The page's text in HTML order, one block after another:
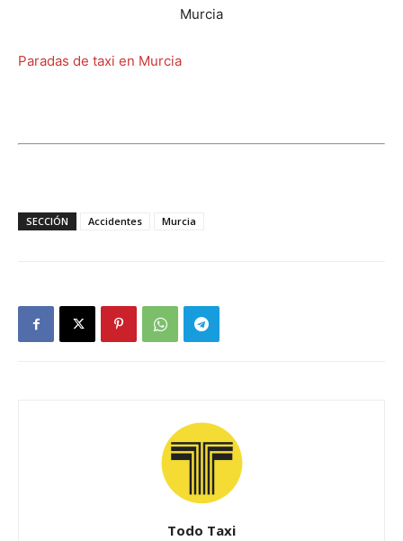
Paradas de taxi en Murcia
SECCIÓN Accidentes Murcia
Todo Taxi